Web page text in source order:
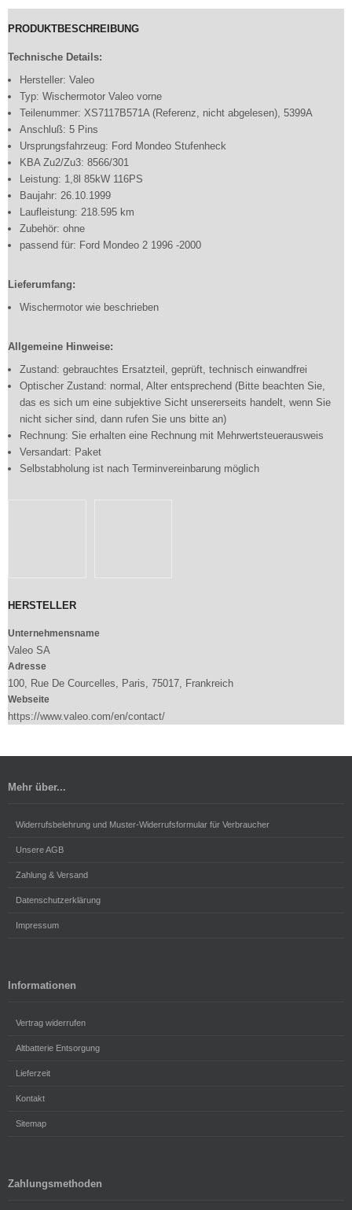
PRODUKTBESCHREIBUNG
Technische Details:
Hersteller: Valeo
Typ: Wischermotor Valeo vorne
Teilenummer: XS7117B571A (Referenz, nicht abgelesen), 5399A
Anschluß: 5 Pins
Ursprungsfahrzeug: Ford Mondeo Stufenheck
KBA Zu2/Zu3: 8566/301
Leistung: 1,8l 85kW 116PS
Baujahr: 26.10.1999
Laufleistung: 218.595 km
Zubehör: ohne
passend für: Ford Mondeo 2 1996 -2000
Lieferumfang:
Wischermotor wie beschrieben
Allgemeine Hinweise:
Zustand: gebrauchtes Ersatzteil, geprüft, technisch einwandfrei
Optischer Zustand: normal, Alter entsprechend (Bitte beachten Sie,
das es sich um eine subjektive Sicht unsererseits handelt, wenn Sie
nicht sicher sind, dann rufen Sie uns bitte an)
Rechnung: Sie erhalten eine Rechnung mit Mehrwertsteuerausweis
Versandart: Paket
Selbstabholung ist nach Terminvereinbarung möglich
HERSTELLER
Unternehmensname
Valeo SA
Adresse
100, Rue De Courcelles, Paris, 75017, Frankreich
Webseite
https://www.valeo.com/en/contact/
Mehr über...
Widerrufsbelehrung und Muster-Widerrufsformular für Verbraucher
Unsere AGB
Zahlung & Versand
Datenschutzerklärung
Impressum
Informationen
Vertrag widerrufen
Altbatterie Entsorgung
Lieferzeit
Kontakt
Sitemap
Zahlungsmethoden